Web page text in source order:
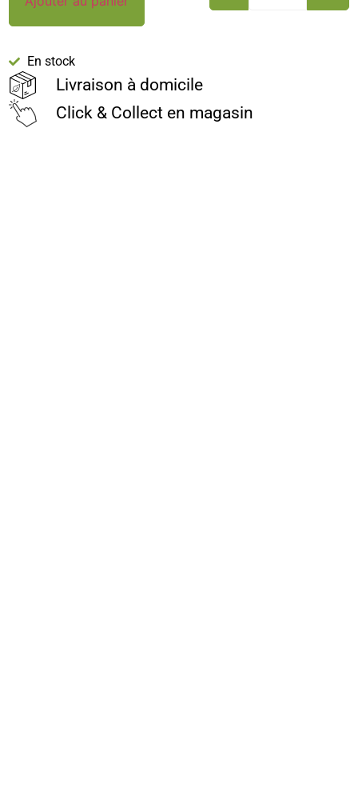
En stock
Livraison à domicile
Click & Collect en magasin